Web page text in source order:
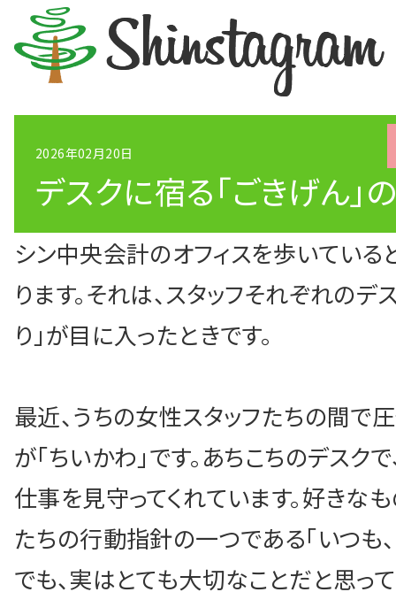
シン中央会計
お電話、またはメールにてお気
04-2994-5080
HOME
シン中央会計の特長
2026年02月20日
デスクに宿る「ごきげん」
シン中央会計のオフィスを歩いている
ります。それは、スタッフそれぞれの
り」が目に入ったときです。
最近、うちの女性スタッフたちの間
が「ちいかわ」です。あちこちのデスク
仕事を見守ってくれています。好きな
たちの行動指針の一つである「いつも
でも、実はとても大切なことだと思って